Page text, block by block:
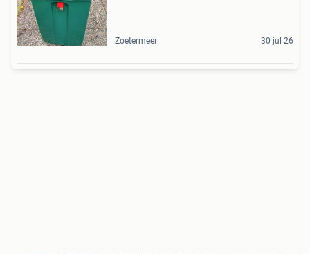
Zoetermeer 30 jul 26